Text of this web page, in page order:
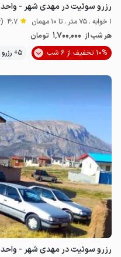
رزرو سوئیت در مهدی شهر - واحد ۳
1 خوابه . 75 متر . تا 10 مهمان 4.7 (4 نظر)
هر شب از 1٬700٬000 تومان
10% تخفیف از 6 شب
5+ رزرو موفق
رزرو سوئیت در مهدی شهر - واحد ۲